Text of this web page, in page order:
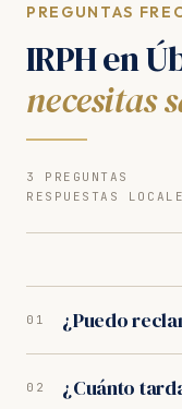
PREGUNTAS
IRPH en
necesitas
3 PREGUNTAS
RESPUESTAS
01 ¿Puedo
IRPH.
02 ¿Cuánto